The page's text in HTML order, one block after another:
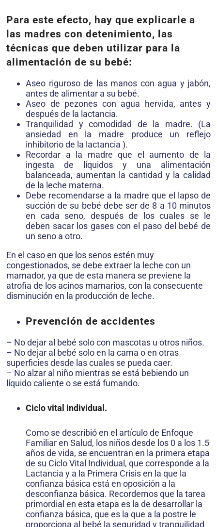
Para este efecto, hay que explicarle a
las madres con detenimiento, las
técnicas que deben utilizar para la
alimentación de su bebé:
Aseo riguroso de las manos con agua y jabón,
antes de alimentar a su bebé.
Aseo de pezones con agua hervida, antes y
después de la lactancia.
Tranquilidad y comodidad de la madre. (La
ansiedad en la madre produce un reflejo
inhibitorio de la lactancia ).
Recordar a la madre que el aumento de la
ingesta de líquidos y una alimentación
balanceada, aumentan la cantidad y la calidad
de la leche materna.
Debe recomendarse a la madre que el lapso de
succión de su bebé debe ser de 8 a 10 minutos
en cada seno, después de los cuales se le
deben sacar los gases con el paso del bebé de
un seno a otro.
En el caso en que los senos estén muy
congestionados, se debe extraer la leche con un
mamador, ya que de esta manera se previene la
atrofia de los acinos mamarios, con la consecuente
disminución en la producción de leche.
Prevención de accidentes
– No dejar al bebé solo con mascotas u otros niños.
– No dejar al bebé solo en la cama o en otras
superficies desde las cuales se pueda caer.
– No alzar al niño mientras se está bebiendo un
líquido caliente o se está fumando.
Ciclo vital individual.
Como se describió en el artículo de Enfoque
Familiar en Salud, los niños desde los 0 a los 1.5
años de vida, se encuentran en la primera etapa
de su Ciclo Vital Individual, que corresponde a la
Lactancia y a la Primera Crisis en la que la
confianza básica está en oposición a la
desconfianza básica. Recordemos que la tarea
primordial en esta etapa es la de desarrollar la
confianza básica, que es la que a la postre le
proporciona al bebé la seguridad y tranquilidad